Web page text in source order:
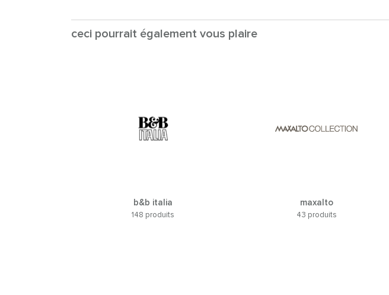
ceci pourrait également vous plaire
b&b italia
148 produits
maxalto
43 produits